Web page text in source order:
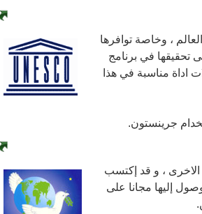
، وخاصة توافرها
تحقيقها في برنامج
اداة مناسبة في هذا
الاخرى ، و قد إكتسب
إليها مجانا على